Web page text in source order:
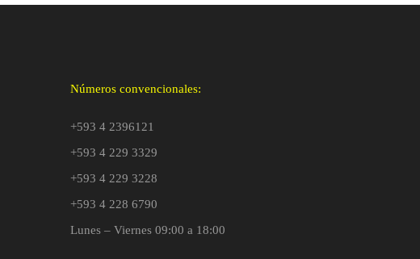
Números convencionales:
+593 4 2396121
+593 4 229 3329
+593 4 229 3228
+593 4 228 6790
Lunes – Viernes 09:00 a 18:00